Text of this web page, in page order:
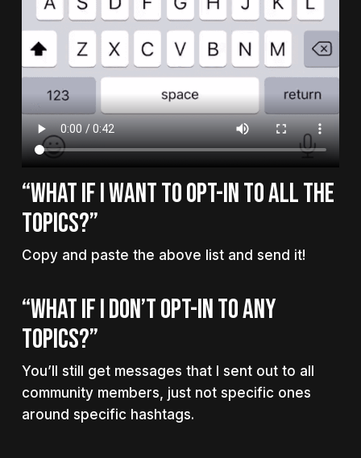
“WHAT IF I WANT TO OPT-IN TO ALL THE
TOPICS?”
Copy and paste the above list and send it!
“WHAT IF I DON’T OPT-IN TO ANY
TOPICS?”
You’ll still get messages that I sent out to all
community members, just not specific ones
around specific hashtags.